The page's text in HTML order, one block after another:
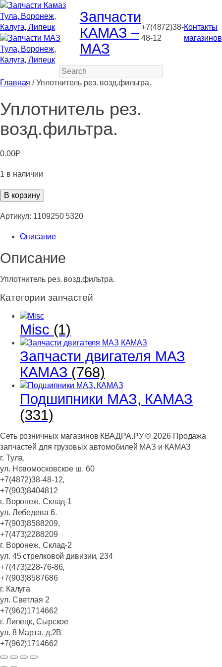
Запчасти
КАМАЗ –
МАЗ
+7(4872)38-
48-12
Контакты
магазинов
Search
Главная / Уплотнитель рез. возд.фильтра.
Уплотнитель рез.
возд.фильтра.
0.00₽
1 в наличии
Количество
Уплотнитель
возд.фильтра.
В корзину
Артикул: 1109250 5320
Описание
Описание
Уплотнитель рез. возд.фильтра.
Категории запчастей
Misc (1)
Запчасти двигателя МАЗ
КАМАЗ (768)
Подшипники МАЗ, КАМАЗ
(331)
Сеть розничных магазинов КВАДРА.РУ © 2026Продажа
запчастей для грузовых автомобилей МАЗ и КАМАЗ
г. Тула,
ул. Новомосковское ш, 60
+7(4872)38-48-12,
+7(903)8404812
г. Воронеж, Склад-1
ул. Лебедева 6.
+7(903)8588209,
+7(473)2288209
г. Воронеж, Склад-2
ул. 45 стрелковой дивизии, 234
+7(473)228-76-86,
+7(903)8587686
г. Калуга
ул. Светлая 2
+7(962)1714662
г. Липецк, Сырское
ул. 8 Марта, д.2В
+7(962)1714662